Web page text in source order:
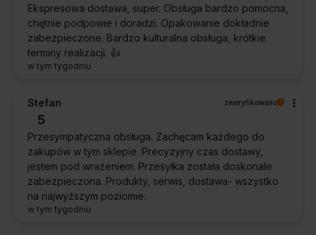
Ekspresowa dostawa, super. Obsługa bardzo pomocna,
chętnie podpowie i doradzi. Opakowanie dokładnie
zabezpieczone. Bardzo kulturalna obsługa, krótkie
terminy realizacji. 👍️
w tym tygodniu
Stefan zweryfikowano
5
Przesympatyczna obsługa. Zachęcam każdego do
zakupów w tym sklepie. Precyzyjny czas dostawy,
jestem pod wrażeniem. Przesyłka została doskonale
zabezpieczona. Produkty, serwis, dostawa- wszystko
na najwyższym poziomie.
w tym tygodniu